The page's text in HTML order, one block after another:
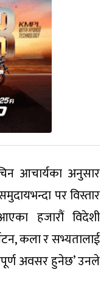
आचार्यका अनुसार
पर विस्तार
हजारौं विदेशी
कला र सभ्यतालाई
अवसर हुनेछ’ उनले